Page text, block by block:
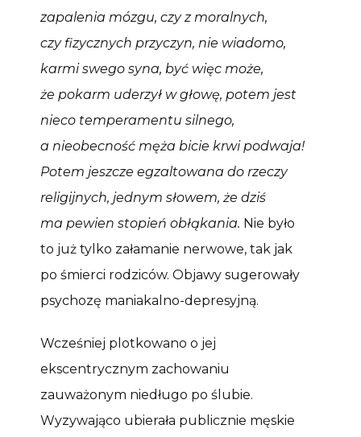
zapalenia mózgu, czy z moralnych,
czy fizycznych przyczyn, nie wiadomo,
karmi swego syna, być więc może,
że pokarm uderzył w głowę, potem jest
nieco temperamentu silnego,
a nieobecność męża bicie krwi podwaja!
Potem jeszcze egzaltowana do rzeczy
religijnych, jednym słowem, że dziś
ma pewien stopień obłąkania. Nie było
to już tylko załamanie nerwowe, tak jak
po śmierci rodziców. Objawy sugerowały
psychozę maniakalno-depresyjną.
Wcześniej plotkowano o jej
ekscentrycznym zachowaniu
zauważonym niedługo po ślubie.
Wyzywająco ubierała publicznie męskie